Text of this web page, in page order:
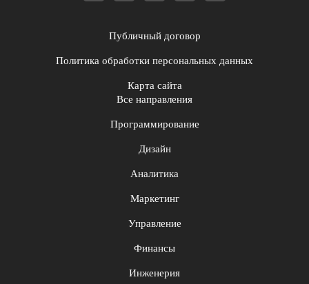
Публичный договор
Политика обработки персональных данных
Карта сайта
Все направления
Программирование
Дизайн
Аналитика
Маркетинг
Управление
Финансы
Инженерия